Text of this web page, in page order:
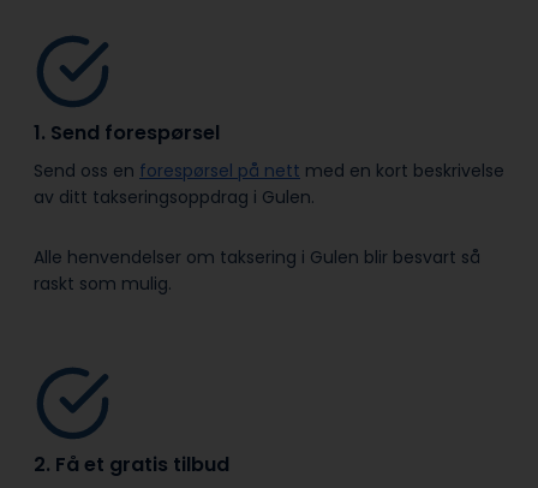
1. Send forespørsel
Send oss en forespørsel på nett med en kort beskrivelse
av ditt takseringsoppdrag i Gulen.
Alle henvendelser om taksering i Gulen blir besvart så
raskt som mulig.
2. Få et gratis tilbud